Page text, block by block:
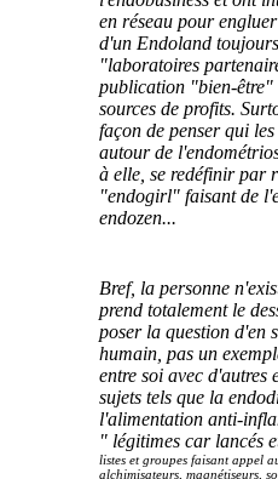
en réseau pour
d'un Endoland
"laboratoires
publication "bien-être"
sources de profits.
façon de penser qui
autour de
à elle, se redéfinir par
"endogirl" faisant de
endozen...
Bref, la personne
prend totalement le
poser la question d'en
humain, pas un
entre soi avec
sujets tels que la
l'alimentation anti-
" légitimes car lancés
listes et groupes faisant appel
alchimisateurs, magnétiseurs,